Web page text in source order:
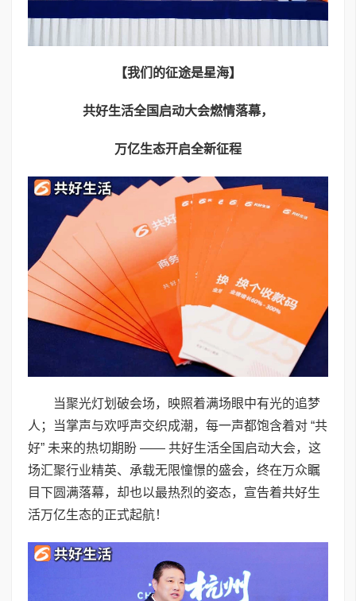
【我们的征途是星海】
共好生活全国启动大会燃情落幕，
万亿生态开启全新征程
当聚光灯划破会场，映照着满场眼中有光的追梦
人；当掌声与欢呼声交织成潮，每一声都饱含着对 “共
好” 未来的热切期盼 —— 共好生活全国启动大会，这
场汇聚行业精英、承载无限憧憬的盛会，终在万众瞩
目下圆满落幕，却也以最热烈的姿态，宣告着共好生
活万亿生态的正式起航！